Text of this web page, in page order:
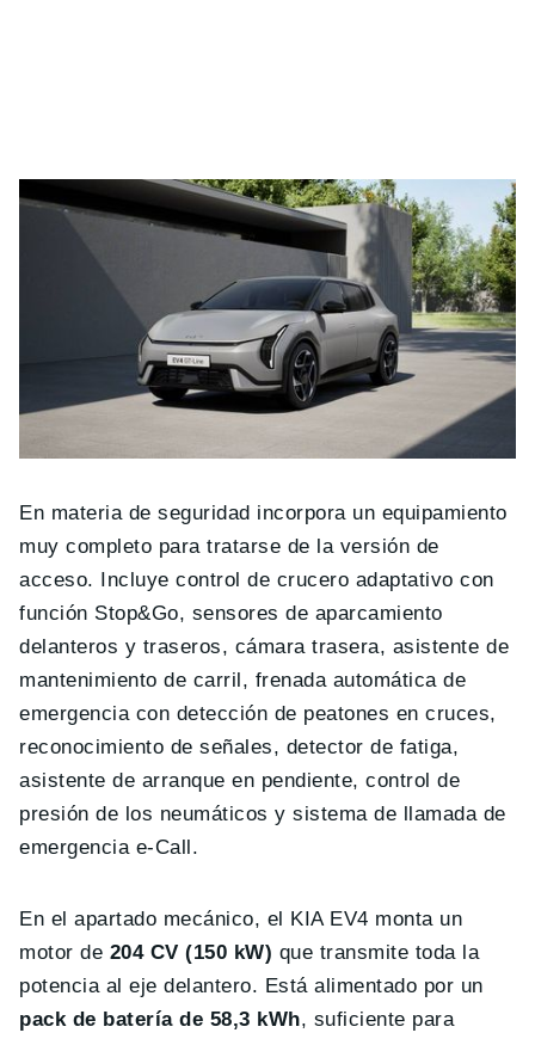
En materia de seguridad incorpora un equipamiento
muy completo para tratarse de la versión de
acceso. Incluye control de crucero adaptativo con
función Stop&Go, sensores de aparcamiento
delanteros y traseros, cámara trasera, asistente de
mantenimiento de carril, frenada automática de
emergencia con detección de peatones en cruces,
reconocimiento de señales, detector de fatiga,
asistente de arranque en pendiente, control de
presión de los neumáticos y sistema de llamada de
emergencia e-Call.
En el apartado mecánico, el KIA EV4 monta un
motor de 204 CV (150 kW) que transmite toda la
potencia al eje delantero. Está alimentado por un
pack de batería de 58,3 kWh, suficiente para